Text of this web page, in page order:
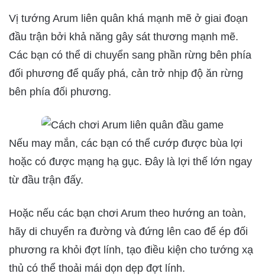
Vị tướng Arum liên quân khá mạnh mẽ ở giai đoạn
đầu trận bởi khả năng gây sát thương mạnh mẽ.
Các bạn có thể di chuyển sang phần rừng bên phía
đối phương để quấy phá, cản trở nhịp độ ăn rừng
bên phía đối phương.
Nếu may mắn, các bạn có thể cướp được bùa lợi
hoặc có được mạng hạ gục. Đây là lợi thế lớn ngay
từ đầu trận đấy.
Hoặc nếu các bạn chơi Arum theo hướng an toàn,
hãy di chuyển ra đường và đứng lên cao để ép đối
phương ra khỏi đợt lính, tạo điều kiện cho tướng xạ
thủ có thể thoải mái dọn dẹp đợt lính.